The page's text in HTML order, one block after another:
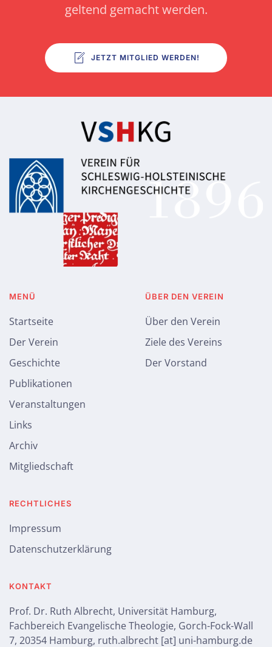
geltend gemacht werden.
JETZT MITGLIED WERDEN!
MENÜ
Startseite
Der Verein
Geschichte
Publikationen
Veranstaltungen
Links
Archiv
Mitgliedschaft
ÜBER DEN VEREIN
Über den Verein
Ziele des Vereins
Der Vorstand
RECHTLICHES
Impressum
Datenschutzerklärung
KONTAKT
Prof. Dr. Ruth Albrecht, Universität Hamburg,
Fachbereich Evangelische Theologie, Gorch-Fock-Wall
7, 20354 Hamburg, ruth.albrecht [at] uni-hamburg.de